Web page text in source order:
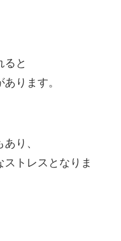
ると
ります。
り、
トレスとなりま